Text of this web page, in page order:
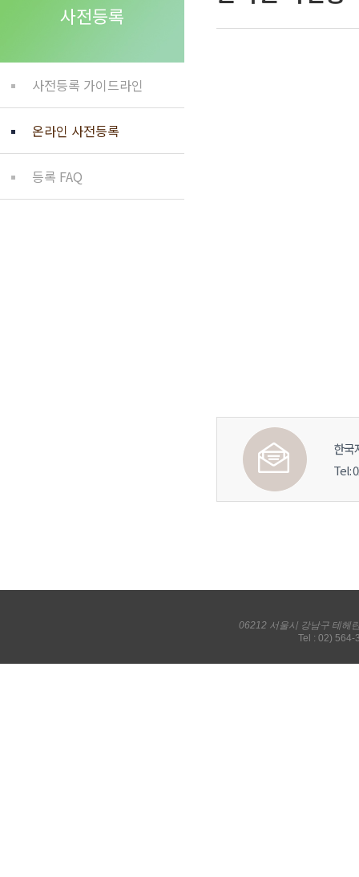
사전등록
사전등록 가이드라인
온라인 사전등록
등록 FAQ
한국
Tel:
06212 서울시 강남구 테헤
Tel : 02) 564-